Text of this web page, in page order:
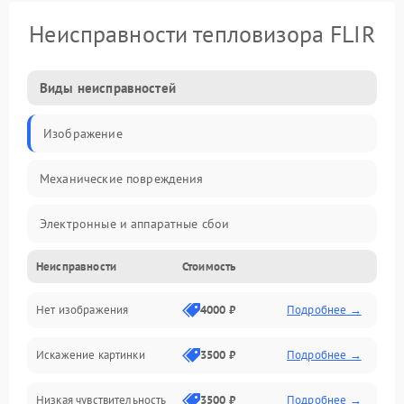
Неисправности тепловизора FLIR
Виды неисправностей
Изображение
Механические повреждения
Электронные и аппаратные сбои
Неисправности сенсора и оптики
Программные ошибки
Электропитание
Неисправности Стоимость
Нет изображения 4000 ₽ Подробнее →
Искажение картинки 3500 ₽ Подробнее →
Низкая чувствительность 3500 ₽ Подробнее →